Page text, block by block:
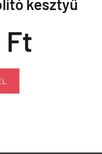
kesztyű
Ft